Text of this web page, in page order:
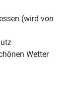
(wird von
Wetter